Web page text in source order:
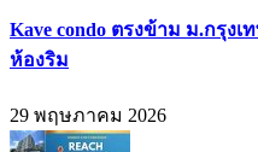
Kave condo ตรงข้าม ม.กรุงเ
ห้องริม
29 พฤษภาคม 2026